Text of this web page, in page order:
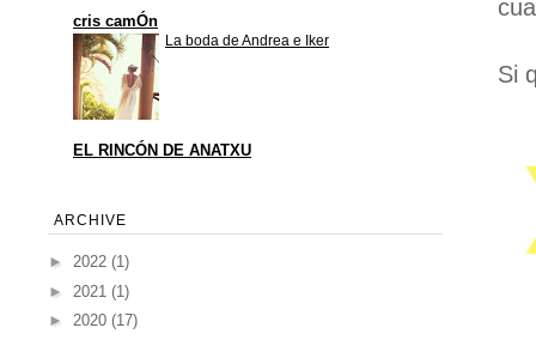
Si
cris camÓn
La boda de Andrea e Iker
EL RINCÓN DE ANATXU
ARCHIVE
► 2022 (1)
► 2021 (1)
► 2020 (17)